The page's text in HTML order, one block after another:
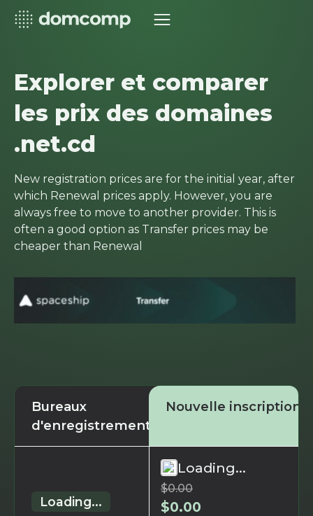
Explorer et comparer
les prix des domaines
.net.cd
New registration prices are for the initial year, after
which Renewal prices apply. However, you are
always free to move to another provider. This is
often a good option as Transfer prices may be
cheaper than Renewal
Bureaux
d'enregistrement
Nouvelle inscription
Loading...
Loading...
$0.00
$0.00